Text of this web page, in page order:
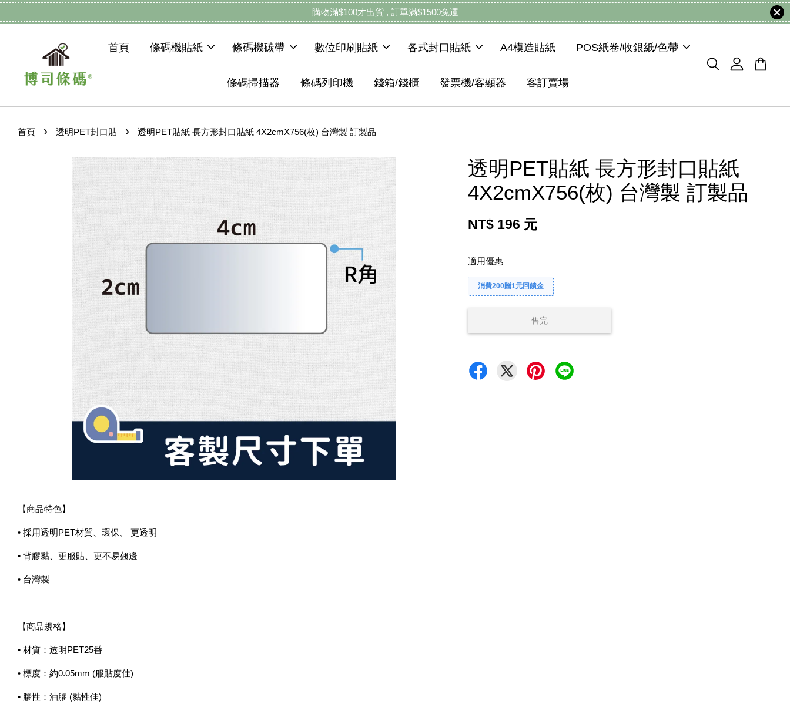
購物滿$100才出貨 , 訂單滿$1500免運
首頁 條碼機貼紙 條碼機碳帶 數位印刷貼紙 各式封口貼紙 A4模造貼紙 POS紙卷/收銀紙/色帶
條碼掃描器 條碼列印機 錢箱/錢櫃 發票機/客顯器 客訂賣場
首頁 › 透明PET封口貼 › 透明PET貼紙 長方形封口貼紙 4X2cmX756(枚) 台灣製 訂製品
透明PET貼紙 長方形封口貼紙
4X2cmX756(枚) 台灣製 訂製品
NT$ 196 元
適用優惠
消費200贈1元回饋金
售完
【商品特色】
• 採用透明PET材質、環保、 更透明
• 背膠黏、更服貼、更不易翹邊
• 台灣製
【商品規格】
• 材質：透明PET25番
• 標度：約0.05mm (服貼度佳)
• 膠性：油膠 (黏性佳)